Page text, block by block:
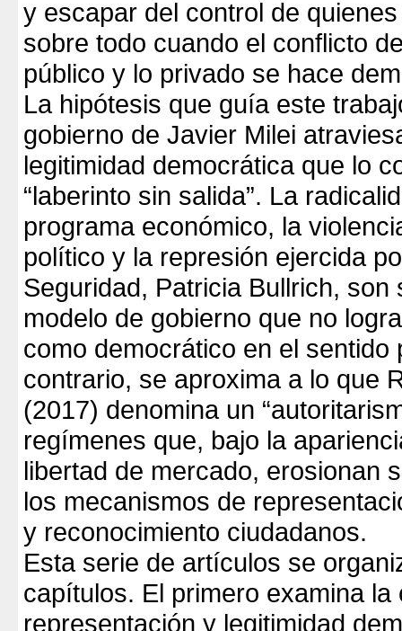
y escapar del control de
sobre todo cuando el conflicto
público y lo privado se hace
La hipótesis que guía este
gobierno de Javier Milei
legitimidad democrática que lo
“laberinto sin salida”. La
programa económico, la
político y la represión ejercida
Seguridad, Patricia Bullrich, son
modelo de gobierno que no
como democrático en el sentido
contrario, se aproxima a lo que
(2017) denomina un
regímenes que, bajo la
libertad de mercado, erosionan
los mecanismos de
y reconocimiento ciudadanos.
Esta serie de artículos se
capítulos. El primero examina la
representación y legitimidad